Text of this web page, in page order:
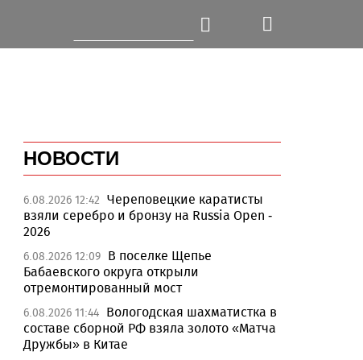
НОВОСТИ
6.08.2026 12:42 Череповецкие каратисты
взяли серебро и бронзу на Russia Open -
2026
6.08.2026 12:09 В поселке Щепье
Бабаевского округа открыли
отремонтированный мост
6.08.2026 11:44 Вологодская шахматистка в
составе сборной РФ взяла золото «Матча
Дружбы» в Китае